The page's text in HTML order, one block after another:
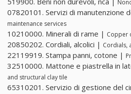
07820101. Servizi di manutenzione
maintenance services
10210000. Minerali di rame | Copper
20850202. Cordiali, alcolici | Cordials,
22119919. Stampa panni, cotone |
32510000. Mattone e piastrella in
and structural clay tile
65310201. Servizio di gestione del